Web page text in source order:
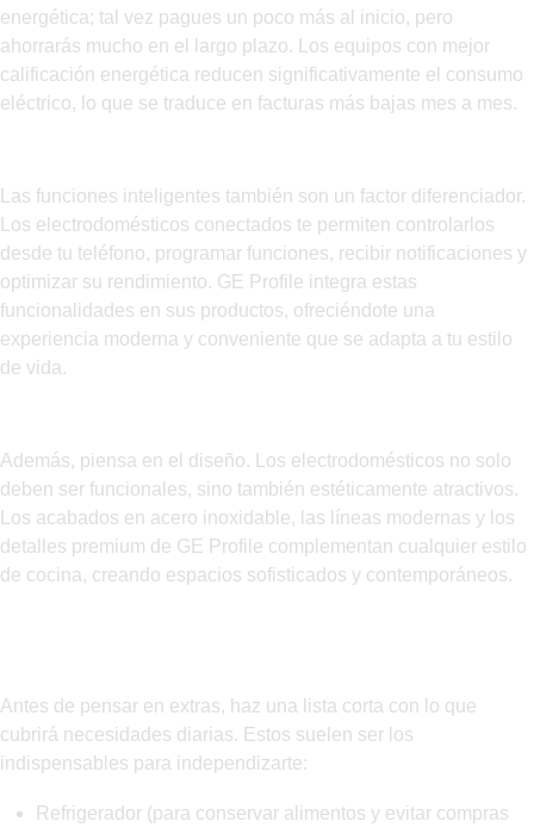
energética; tal vez pagues un poco más al inicio, pero
ahorrarás mucho en el largo plazo. Los equipos con mejor
calificación energética reducen significativamente el consumo
eléctrico, lo que se traduce en facturas más bajas mes a mes.
Las funciones inteligentes también son un factor diferenciador.
Los electrodomésticos conectados te permiten controlarlos
desde tu teléfono, programar funciones, recibir notificaciones y
optimizar su rendimiento. GE Profile integra estas
funcionalidades en sus productos, ofreciéndote una
experiencia moderna y conveniente que se adapta a tu estilo
de vida.
Además, piensa en el diseño. Los electrodomésticos no solo
deben ser funcionales, sino también estéticamente atractivos.
Los acabados en acero inoxidable, las líneas modernas y los
detalles premium de GE Profile complementan cualquier estilo
de cocina, creando espacios sofisticados y contemporáneos.
Antes de pensar en extras, haz una lista corta con lo que
cubrirá necesidades diarias. Estos suelen ser los
indispensables para independizarte:
Refrigerador (para conservar alimentos y evitar compras